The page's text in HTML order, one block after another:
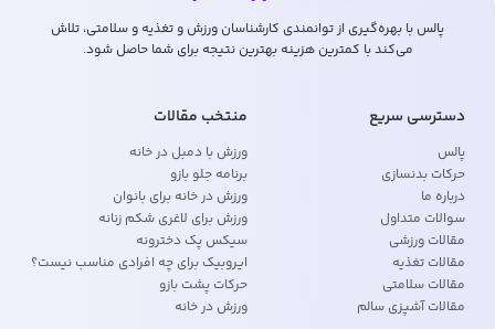
پالس با بهره‌گیری از توانمندی کارشناسان ورزش و تغذیه و سلامتی، تلاش
می‌کند با کمترین هزینه بهترین نتیجه برای شما حاصل شود.
دسترسی سریع
پالس
حرکات بدنسازی
درباره ما
سوالات متداول
مقالات ورزشی
مقالات تغذیه
مقالات سلامتی
مقالات آشپزی سالم
منتخب مقالات
ورزش با دمبل در خانه
برنامه جلو بازو
ورزش در خانه برای بانوان
ورزش برای لاغری شکم زنانه
سیکس پک دخترونه
ایروبیک برای چه افرادی مناسب نیست؟
حرکات پشت بازو
ورزش در خانه